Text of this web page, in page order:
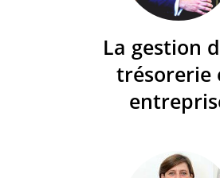
La gestion
trésorerie